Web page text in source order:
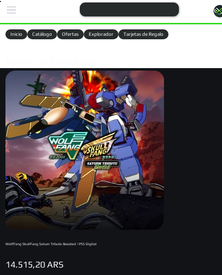
Inicio Catálogo Ofertas Explorador Tarjetas de Regalo
WolfFang SkullFang Saturn Tribute Boosted | PS5 Digital
Precio
14.515,20 ARS